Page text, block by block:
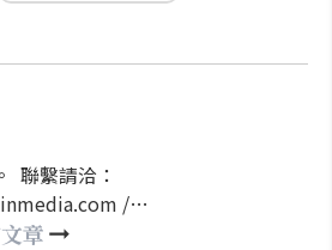
聯繫請洽：
/
章